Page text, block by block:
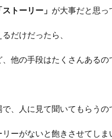
ストーリー」 が大事だと思っ
だけだったら、
他の手段はたくさんあるの
で、人に見て聞いてもらうの
ーがないと飽きさせてしま